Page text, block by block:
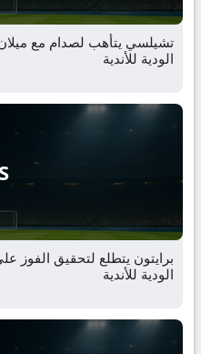
تشيلسي يتأهب لصدام مع ميلان
الودية للأندية
برايتون يتطلع لتحقيق الفوز
الودية للأندية